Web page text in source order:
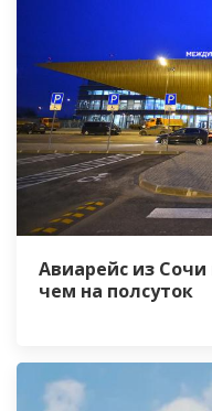
Авиарейс из
чем на полсуток